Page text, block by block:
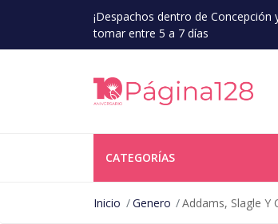
¡Despachos dentro de
tomar entre 5 a 7 días
CATEGORÍAS
Inicio Genero Addams, Slagle Y